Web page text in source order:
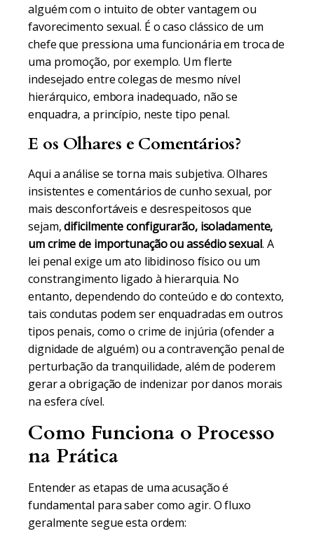
alguém com o intuito de obter vantagem ou
favorecimento sexual. É o caso clássico de um
chefe que pressiona uma funcionária em troca de
uma promoção, por exemplo. Um flerte
indesejado entre colegas de mesmo nível
hierárquico, embora inadequado, não se
enquadra, a princípio, neste tipo penal.
E os Olhares e Comentários?
Aqui a análise se torna mais subjetiva. Olhares
insistentes e comentários de cunho sexual, por
mais desconfortáveis e desrespeitosos que
sejam,dificilmente configurarão, isoladamente,
um crime de importunação ou assédio sexual. A
lei penal exige um ato libidinoso físico ou um
constrangimento ligado à hierarquia. No
entanto, dependendo do conteúdo e do contexto,
tais condutas podem ser enquadradas em outros
tipos penais, como o crime de injúria (ofender a
dignidade de alguém) ou a contravenção penal de
perturbação da tranquilidade, além de poderem
gerar a obrigação de indenizar por danos morais
na esfera cível.
Como Funciona o Processo
na Prática
Entender as etapas de uma acusação é
fundamental para saber como agir. O fluxo
geralmente segue esta ordem: